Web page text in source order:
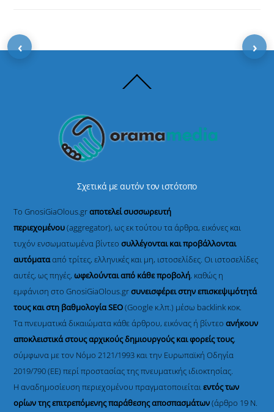
To
Σχετικά με αυτόν τον ιστότοπο
Το GnosiGiaOlous.grαποτελεί συσσωρευτή
περιεχομένου(aggregator), ως εκ τούτου τα άρθρα, εικόνες και
τυχόν ενσωματωμένα βίντεοσυλλέγονται και προβάλλονται
αυτόματααπό τρίτες, ελληνικές και μη, ιστοσελίδες. Οι ιστοσελίδες
αυτές, ως πηγές,ωφελούνται από κάθε προβολή, καθώς η
εμφάνιση στο GnosiGiaOlous.grσυνεισφέρει στην επισκεψιμότητά
τους και στη βαθμολογία SEO(Google κ.λπ.) μέσω backlink κοκ.
Τα πνευματικά δικαιώματα κάθε άρθρου, εικόνας ή βίντεοανήκουν
αποκλειστικά στους αρχικούς δημιουργούς και φορείς τους,
σύμφωνα με τον Νόμο 2121/1993 και την Ευρωπαϊκή Οδηγία
2019/790 (ΕΕ) περί προστασίας της πνευματικής ιδιοκτησίας.
Η αναδημοσίευση περιεχομένου πραγματοποιείταιεντός των
ορίων της επιτρεπόμενης παράθεσης αποσπασμάτων(άρθρο 19 Ν.
‹ ›